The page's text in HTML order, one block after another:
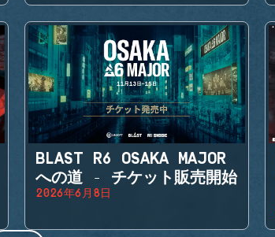
BLAST R6 OSAKA MAJOR
への道 - チケット販売開始
2026年6月8日